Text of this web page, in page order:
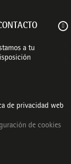
a tu
de privacidad web
de cookies